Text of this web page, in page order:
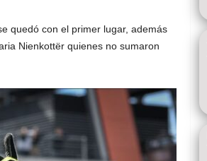
quedó con el primer lugar, además
Nienkottër quienes no sumaron